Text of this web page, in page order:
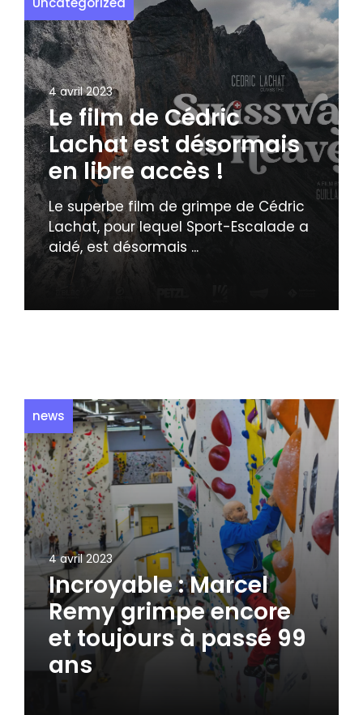
4 avril 2023
Le film de Cédric
Lachat est désormais
en libre accès !
Le superbe film de grimpe de Cédric
Lachat, pour lequel Sport-Escalade a
aidé, est désormais ...
news
4 avril 2023
Incroyable : Marcel
Remy grimpe encore
et toujours à passé 99
ans